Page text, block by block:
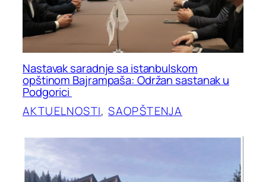
Nastavak saradnje sa istanbulskom
opštinom Bajrampaša: Održan sastanak u
Podgorici
AKTUELNOSTI, SAOPŠTENJA